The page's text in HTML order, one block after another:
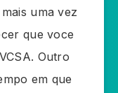
uma vez
que voce
Outro
em que